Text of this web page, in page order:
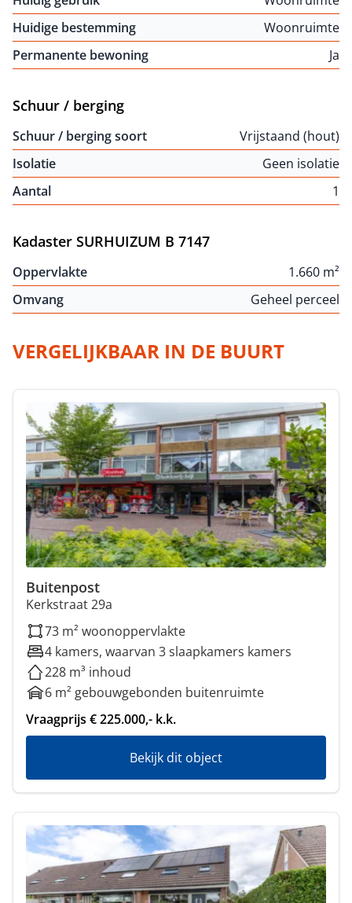
Huidige bestemming
Woonruimte
Permanente bewoning
Ja
Schuur / berging
Schuur / berging soort
Vrijstaand (hout)
Isolatie
Geen isolatie
Aantal
1
Kadaster SURHUIZUM B 7147
Oppervlakte
1.660 m²
Omvang
Geheel perceel
VERGELIJKBAAR IN DE BUURT
Buitenpost
Kerkstraat 29a
73 m² woonoppervlakte
4 kamers, waarvan 3 slaapkamers kamers
228 m³ inhoud
6 m² gebouwgebonden buitenruimte
Vraagprijs € 225.000,- k.k.
Bekijk dit object